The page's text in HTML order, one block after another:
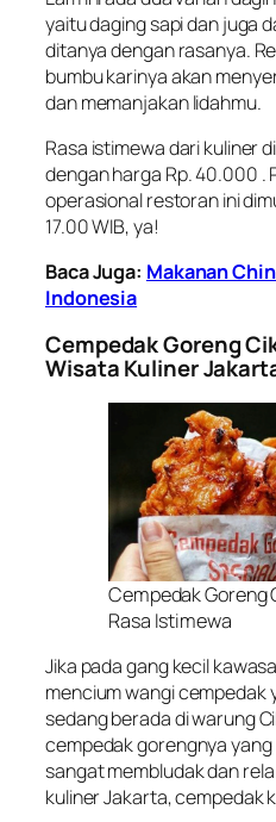
yaitu daging sapi dan juga
ditanya dengan rasanya.
bumbu karinya akan
dan memanjakan lidahmu.
Rasa istimewa dari kuliner
dengan harga Rp. 40.000 .
operasional restoran ini
17.00 WIB, ya!
Baca Juga: Makanan
Indonesia
Cempedak Goreng
Wisata Kuliner
Cempedak Goreng
Rasa Istimewa
Jika pada gang kecil
mencium wangi cempedak
sedang berada di warung
cempedak gorengnya
sangat membludak dan
kuliner Jakarta, cempedak